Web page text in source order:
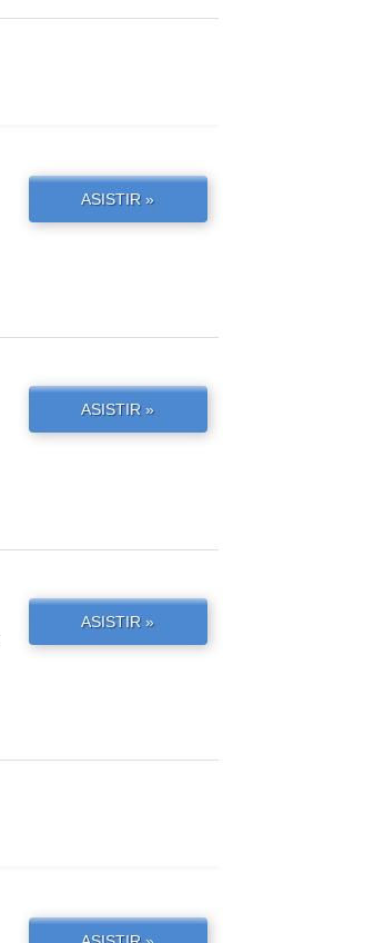
ASISTIR »
ASISTIR »
ASISTIR »